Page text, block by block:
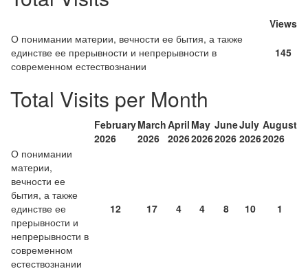
Views
О понимании материи, вечности ее бытия, а также
единстве ее прерывности и непрерывности в
современном естествознании
145
Total Visits per Month
February
2026
March
2026
April
2026
May
2026
June
2026
July
2026
August
2026
О понимании
материи,
вечности ее
бытия, а также
единстве ее
прерывности и
непрерывности в
современном
естествознании
12 17 4 4 8 10 1